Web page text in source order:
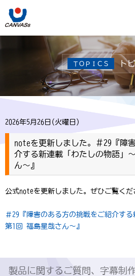
ＴＯＰＩＣＳ ト
2026年5月26日(火曜日)
noteを更新しました。＃29『障
介する新連載「わたしの物語」
ん〜』
公式noteを更新しました。ぜひご覧くだ
＃29『障害のある方の挑戦をご紹介す
第1回 福島星哉さん〜』
製品に関するご質問、字幕制